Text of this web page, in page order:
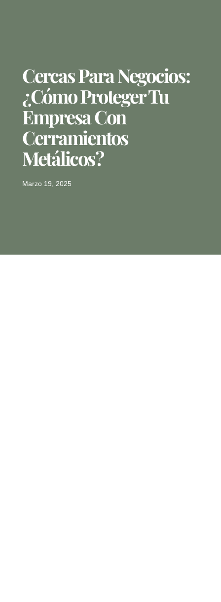
Cercas Para Negocios:
¿Cómo Proteger Tu
Empresa Con
Cerramientos
Metálicos?
Marzo 19, 2025